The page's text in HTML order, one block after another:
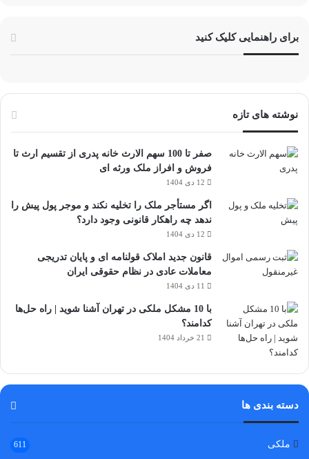
برای راهنمایی کلیک کنید
نوشته های تازه
صفر تا 100 سهم الارث خانه پدری از تقسیم ارث تا
فروش و افراز ملک ورثه ای
12 دی 1404
اگر مستأجر ملک را تخلیه نکند و موجر پول پیش را
ندهد چه راهکار قانونی وجود دارد؟
12 دی 1404
قانون جدید املاک قولنامه ای و پایان تدریجی
معاملات عادی در نظام حقوقی ایران
11 دی 1404
با 10 مشکل ملکی در تهران آشنا شوید | راه حل‌ها
کدامند؟
21 خرداد 1404
دسته بندی ها
ملکی 611